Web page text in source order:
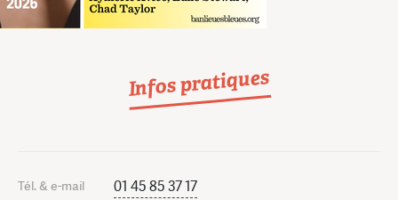
Infos pratiques
Tél. & e-mail 01 45 85 37 17